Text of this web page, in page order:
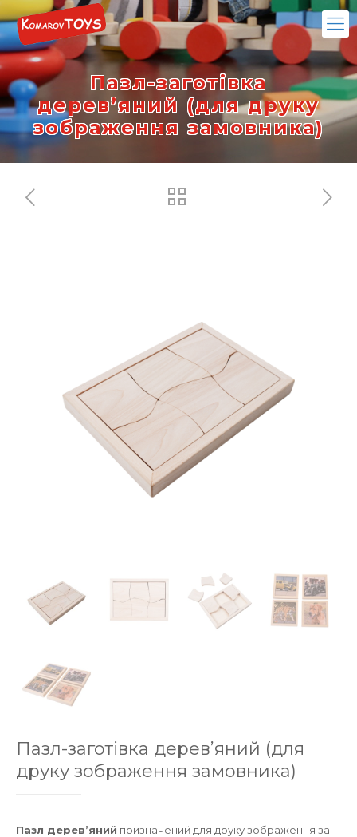
Пазл-заготівка
дерев’яний (для друку
зображення замовника)
Пазл-заготівка дерев’яний (для
друку зображення замовника)
Пазл дерев’яний призначений для друку зображення за